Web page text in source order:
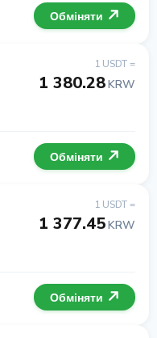
Обміняти
1 USDT =
1 380.28KRW
Обміняти
1 USDT =
1 377.45KRW
Обміняти